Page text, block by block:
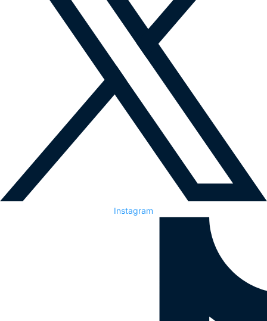
Instagram